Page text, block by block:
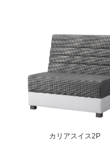
カリアスイス2P